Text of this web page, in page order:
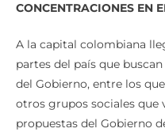
CONCENTRACIONES EN
A la capital colombiana
partes del país que
del Gobierno, entre los
otros grupos sociales que
propuestas del Gobierno